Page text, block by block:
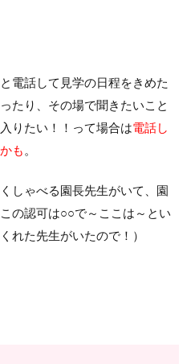
電話して見学の日程をきめた
たり、その場で聞きたいこと
りたい！！って場合は電話し
も 。
しゃべる園長先生がいて、園
の認可は○○で～ここは～とい
れた先生がいたので！）